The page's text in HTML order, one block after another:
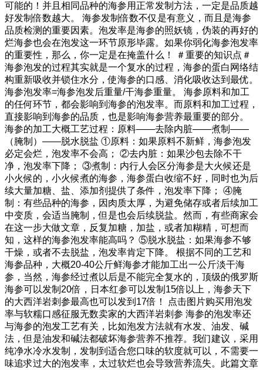
可能的！并且相同品种的海参用正常发制方法，一定是品质越
好发制倍数越大。 海参发制倍数不仅是有意义，而且是海参
品质检测的重要因素。泡发率是海参的照妖镜，伪装的再好的
烂海参也会在泡发这一环节原形毕露。如果你弱化海参泡发率
的重要性，那么，你一定是在掩盖什么！ ＃重要的知识点＃
海参泡发的过程其实就是一个复水的过程，海参的蛋白网络结
构重新吸收并锁住水分，使海参的口感、消化吸收达到最优。
海参泡发率=海参泡发后重量/干海参重量。 海参原料和加工
的任何环节，都会影响到海参的泡发率。而原料和加工过程，
直接影响到海参的品质，也是影响海参营养最重要的部分。
海参的加工大概工艺过程：原料——去除内脏——煮制——
（腌制）——脱水脱盐 ①原料：如果原料不新鲜，海参泡发
必定会烂，泡发率不会高； ②去内脏：如果沙包去除不干
净，泡发率下降； ③煮制：内行人会区分海参是大火候还是
小火候的，小火候煮的海参，海参蛋白收缩不好，同时也为后
续大量加糖、盐、添加剂提供了条件，泡发率下降； ④腌
制：有些品种的海参，因肉质太厚，为避免储存或者后续加工
中变质，会适当腌制，但是也会后续脱盐。然而，有些商家会
在这一步大做文章，反复加糖，加盐，或者加糊精，可想而
知，这样的海参泡发率能高吗？ ⑤脱水脱盐：如果海参不够
干燥，或者不去脱盐，泡发率肯定下降。 根据不同的工艺和
海参品种，大概20-40公斤鲜海参才能加工出一公斤淡干海
参，当然，海参经过煮以后是不能完全复水的，顶级的俄罗斯
海参可以发制20倍，日本红参可以发制15倍以上，海参天下
的大西洋岩刺参最高也可以发到17倍！ 点击图片购买用泡发
率与软糯口感征服无数卖家的大西洋岩刺参 海参的泡发率还
与海参的泡发工艺有关，比如泡发方法就有水发、油发、碱
法，但是油发和碱法都破坏海参营养不推荐。我们建议，采用
纯净水冷水发制，发制到适合您口味的软度就可以，不需要一
味追求过大的泡发率，太过软烂也会导致营养流失。此篇文章